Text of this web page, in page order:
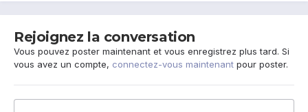
Rejoignez la conversation
Vous pouvez poster maintenant et vous enregistrez plus tard. Si
vous avez un compte, connectez-vous maintenant pour poster.